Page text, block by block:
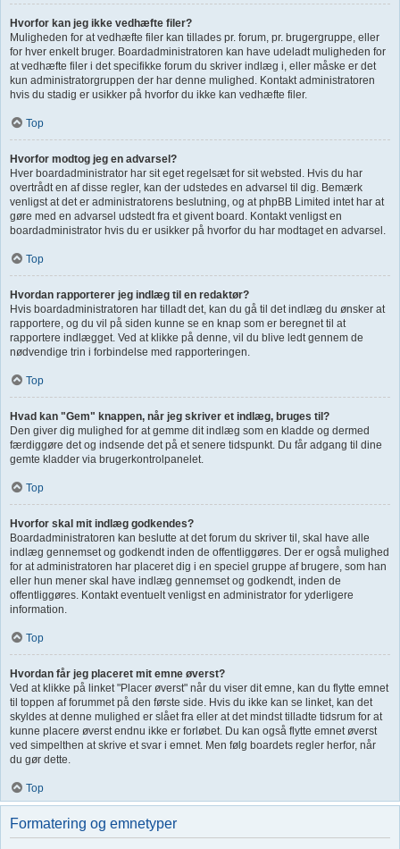
Hvorfor kan jeg ikke vedhæfte filer?
Muligheden for at vedhæfte filer kan tillades pr. forum, pr. brugergruppe, eller
for hver enkelt bruger. Boardadministratoren kan have udeladt muligheden for
at vedhæfte filer i det specifikke forum du skriver indlæg i, eller måske er det
kun administratorgruppen der har denne mulighed. Kontakt administratoren
hvis du stadig er usikker på hvorfor du ikke kan vedhæfte filer.
Top
Hvorfor modtog jeg en advarsel?
Hver boardadministrator har sit eget regelsæt for sit websted. Hvis du har
overtrådt en af disse regler, kan der udstedes en advarsel til dig. Bemærk
venligst at det er administratorens beslutning, og at phpBB Limited intet har at
gøre med en advarsel udstedt fra et givent board. Kontakt venligst en
boardadministrator hvis du er usikker på hvorfor du har modtaget en advarsel.
Top
Hvordan rapporterer jeg indlæg til en redaktør?
Hvis boardadministratoren har tilladt det, kan du gå til det indlæg du ønsker at
rapportere, og du vil på siden kunne se en knap som er beregnet til at
rapportere indlægget. Ved at klikke på denne, vil du blive ledt gennem de
nødvendige trin i forbindelse med rapporteringen.
Top
Hvad kan "Gem" knappen, når jeg skriver et indlæg, bruges til?
Den giver dig mulighed for at gemme dit indlæg som en kladde og dermed
færdiggøre det og indsende det på et senere tidspunkt. Du får adgang til dine
gemte kladder via brugerkontrolpanelet.
Top
Hvorfor skal mit indlæg godkendes?
Boardadministratoren kan beslutte at det forum du skriver til, skal have alle
indlæg gennemset og godkendt inden de offentliggøres. Der er også mulighed
for at administratoren har placeret dig i en speciel gruppe af brugere, som han
eller hun mener skal have indlæg gennemset og godkendt, inden de
offentliggøres. Kontakt eventuelt venligst en administrator for yderligere
information.
Top
Hvordan får jeg placeret mit emne øverst?
Ved at klikke på linket "Placer øverst" når du viser dit emne, kan du flytte emnet
til toppen af forummet på den første side. Hvis du ikke kan se linket, kan det
skyldes at denne mulighed er slået fra eller at det mindst tilladte tidsrum for at
kunne placere øverst endnu ikke er forløbet. Du kan også flytte emnet øverst
ved simpelthen at skrive et svar i emnet. Men følg boardets regler herfor, når
du gør dette.
Top
Formatering og emnetyper